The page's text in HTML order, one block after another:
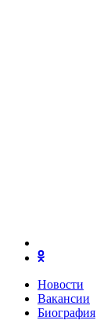
Новости
Вакансии
Биография